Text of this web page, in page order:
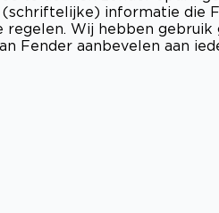
informatie die
regelen. Wij hebben
Fender aanbevelen aan